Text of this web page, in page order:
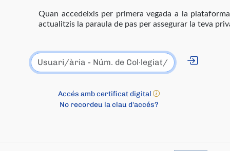
Quan accedeixis per primera vegada a la
actualitzis la paraula de pas per assegurar la teva
Accés amb certificat digital
No recordeu la clau d'accés?